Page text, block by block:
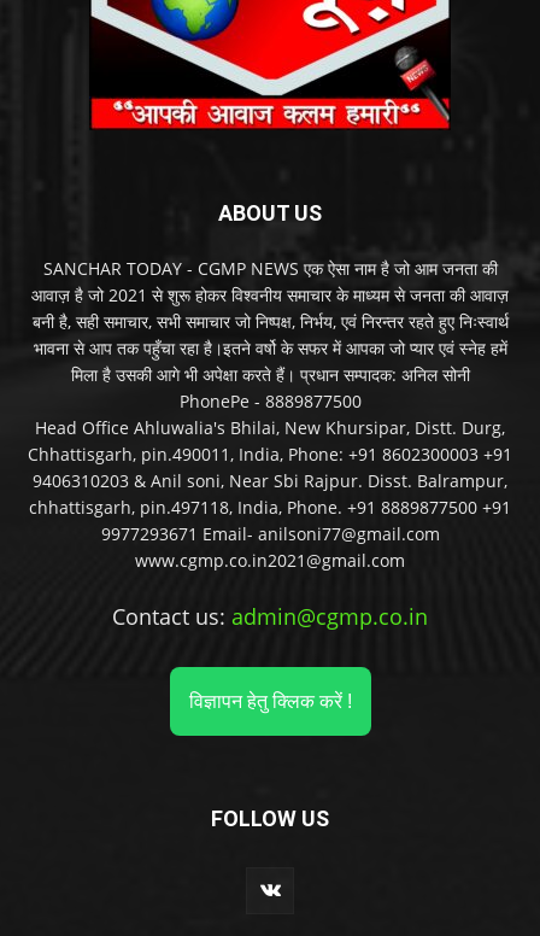
ABOUT US
SANCHAR TODAY - CGMP NEWS एक ऐसा नाम है जो आम जनता की
आवाज़ है जो 2021 से शुरू होकर विश्वनीय समाचार के माध्यम से जनता की आवाज़
बनी है, सही समाचार, सभी समाचार जो निष्पक्ष, निर्भय, एवं निरन्तर रहते हुए निःस्वार्थ
भावना से आप तक पहुँचा रहा है।इतने वर्षो के सफर में आपका जो प्यार एवं स्नेह हमें
मिला है उसकी आगे भी अपेक्षा करते हैं। प्रधान सम्पादक: अनिल सोनी
PhonePe - 8889877500
Head Office Ahluwalia's Bhilai, New Khursipar, Distt. Durg,
Chhattisgarh, pin.490011, India, Phone: +91 8602300003 +91
9406310203 & Anil soni, Near Sbi Rajpur. Disst. Balrampur,
chhattisgarh, pin.497118, India, Phone. +91 8889877500 +91
9977293671 Email- anilsoni77@gmail.com
www.cgmp.co.in2021@gmail.com
Contact us: admin@cgmp.co.in
विज्ञापन हेतु क्लिक करें !
FOLLOW US